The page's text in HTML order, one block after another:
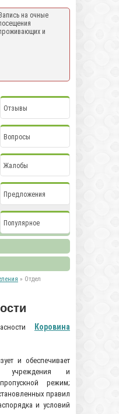
на очные
и
Отзывы
Вопросы
Жалобы
Предложения
Популярное
» Отдел
Коровина
и обеспечивает
учреждения и
режим;
правил
и условий